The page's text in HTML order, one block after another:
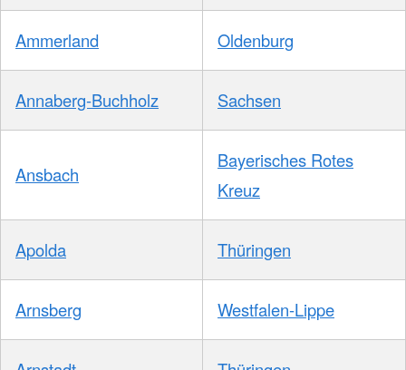
Ammerland Oldenburg
Annaberg-Buchholz Sachsen
Ansbach
Bayerisches Rotes
Kreuz
Apolda Thüringen
Arnsberg Westfalen-Lippe